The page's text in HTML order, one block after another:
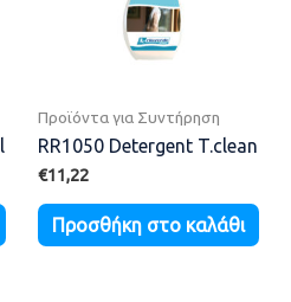
Προϊόντα για Συντήρηση
RR1050 Detergent T.clean
€11,22
Προσθήκη στο καλάθι